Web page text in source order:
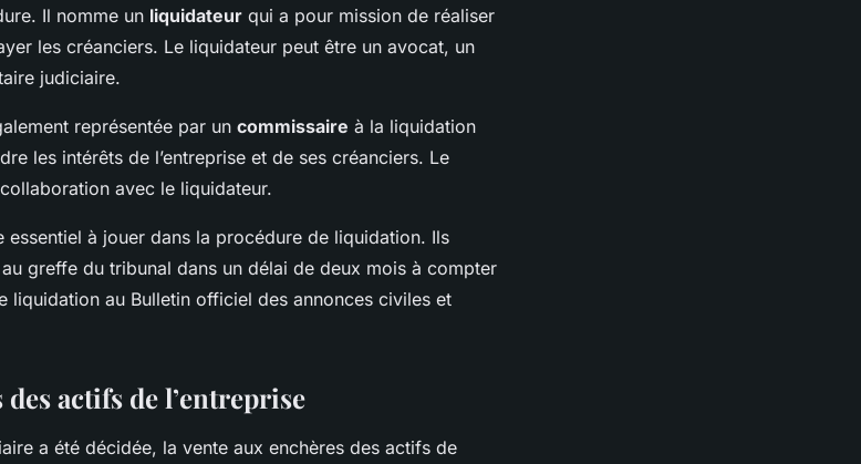
Il nomme un liquidateur qui a pour mission de réaliser
les créanciers. Le liquidateur peut être un avocat, un
judiciaire.
représentée par un commissaire à la liquidation
les intérêts de l’entreprise et de ses créanciers. Le
avec le liquidateur.
essentiel à jouer dans la procédure de liquidation. Ils
greffe du tribunal dans un délai de deux mois à compter
liquidation au Bulletin officiel des annonces civiles et
actifs de l’entreprise
a été décidée, la vente aux enchères des actifs de